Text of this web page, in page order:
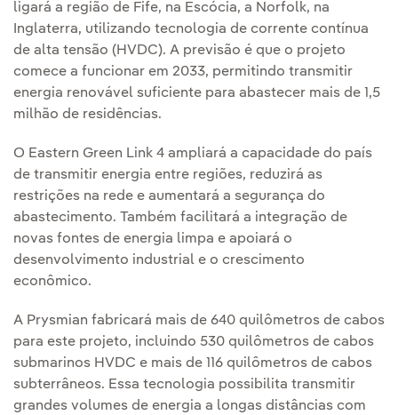
ligará a região de Fife, na Escócia, a Norfolk, na
Inglaterra, utilizando tecnologia de corrente contínua
de alta tensão (HVDC). A previsão é que o projeto
comece a funcionar em 2033, permitindo transmitir
energia renovável suficiente para abastecer mais de 1,5
milhão de residências.
O Eastern Green Link 4 ampliará a capacidade do país
de transmitir energia entre regiões, reduzirá as
restrições na rede e aumentará a segurança do
abastecimento. Também facilitará a integração de
novas fontes de energia limpa e apoiará o
desenvolvimento industrial e o crescimento
econômico.
A Prysmian fabricará mais de 640 quilômetros de cabos
para este projeto, incluindo 530 quilômetros de cabos
submarinos HVDC e mais de 116 quilômetros de cabos
subterrâneos. Essa tecnologia possibilita transmitir
grandes volumes de energia a longas distâncias com